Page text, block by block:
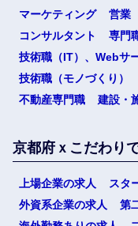
マーケティング
営業
コンサルタント
専門
技術職（IT）、Webサ
技術職（モノづくり）
不動産専門職
建設・
京都府ｘこだわり
上場企業の求人
スタ
外資系企業の求人
第